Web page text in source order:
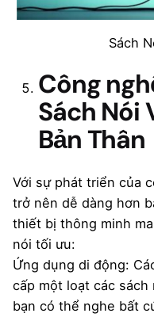
Sách
Công
Sách Nói
Bản Thân
Với sự phát triển của
trở nên dễ dàng hơn
thiết bị thông minh
nói tối ưu:
Ứng dụng di động:
cấp một loạt các
bạn có thể nghe bất